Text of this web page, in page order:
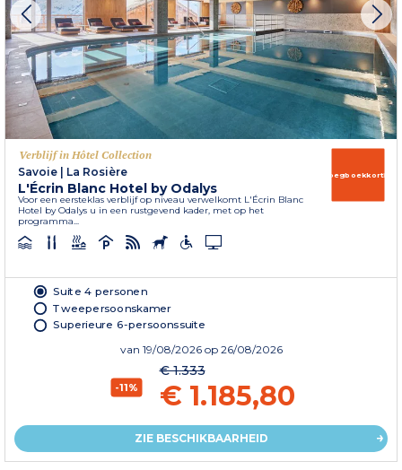
Verblijf in Hôtel Collection
Savoie
La Rosière
L'Écrin Blanc Hotel by Odalys
Voor een eersteklas verblijf op niveau verwelkomt L'Écrin Blanc
Hotel by Odalys u in een rustgevend kader, met op het
programma...
Vroegboekkorting
Suite 4 personen
Tweepersoonskamer
Superieure 6-persoonssuite
van 19/08/2026 op 26/08/2026
-11%
€ 1.333
€ 1.185,80
ZIE BESCHIKBAARHEID